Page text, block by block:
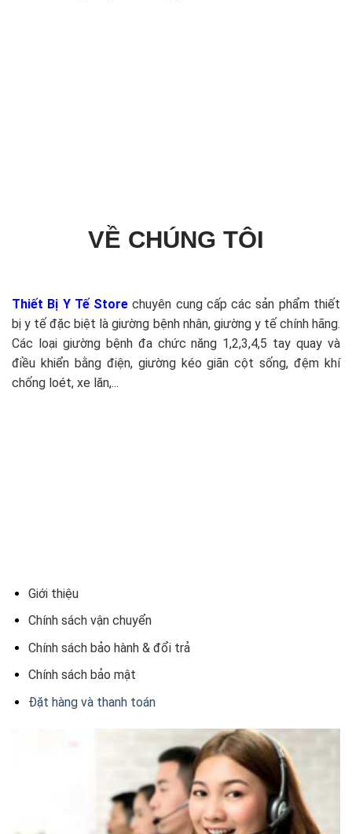
VỀ CHÚNG TÔI
Thiết Bị Y Tế Store chuyên cung cấp các sản phẩm thiết
bị y tế đặc biệt là giường bệnh nhân, giường y tế chính hãng.
Các loại giường bệnh đa chức năng 1,2,3,4,5 tay quay và
điều khiển bằng điện, giường kéo giãn cột sống, đệm khí
chống loét, xe lăn,...
Giới thiệu
Chính sách vận chuyển
Chính sách bảo hành & đổi trả
Chính sách bảo mật
Đặt hàng và thanh toán